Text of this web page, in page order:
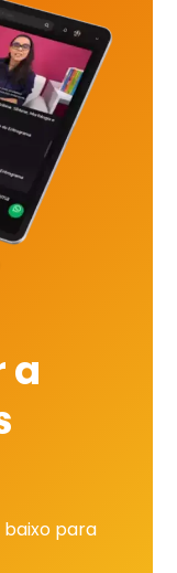
a
baixo para